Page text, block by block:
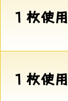
１枚使用
１枚使用